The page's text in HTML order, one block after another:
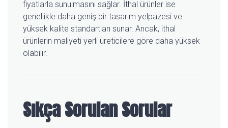
fiyatlarla sunulmasını sağlar. İthal ürünler ise
genellikle daha geniş bir tasarım yelpazesi ve
yüksek kalite standartları sunar. Ancak, ithal
ürünlerin maliyeti yerli üreticilere göre daha yüksek
olabilir.
Sıkça Sorulan Sorular